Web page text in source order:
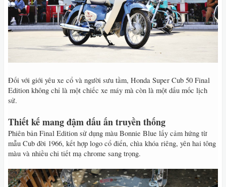
Đối với giới yêu xe cổ và người sưu tầm, Honda Super Cub 50 Final
Edition không chỉ là một chiếc xe máy mà còn là một dấu mốc lịch
sử.
Thiết kế mang đậm dấu ấn truyền thống
Phiên bản Final Edition sử dụng màu Bonnie Blue lấy cảm hứng từ
mẫu Cub đời 1966, kết hợp logo cổ điển, chìa khóa riêng, yên hai tông
màu và nhiều chi tiết mạ chrome sang trọng.